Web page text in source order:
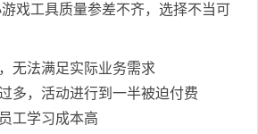
戏工具质量参差不齐，选择不当可
无法满足实际业务需求
多，活动进行到一半被迫付费
工学习成本高